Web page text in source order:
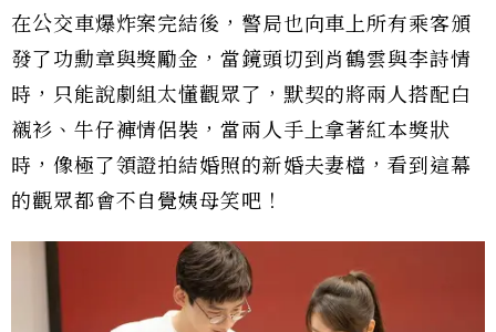
在公交車爆炸案完結後，警局也向車上所有乘客頒
發了功勳章與獎勵金，當鏡頭切到肖鶴雲與李詩情
時，只能說劇組太懂觀眾了，默契的將兩人搭配白
襯衫、牛仔褲情侶裝，當兩人手上拿著紅本獎狀
時，像極了領證拍結婚照的新婚夫妻檔，看到這幕
的觀眾都會不自覺姨母笑吧！